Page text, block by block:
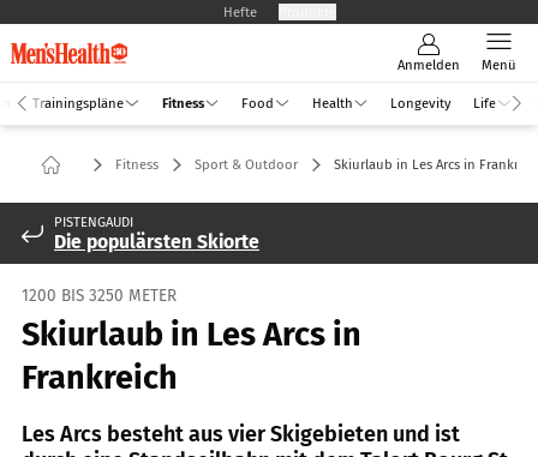
Hefte
Anmelden Menü
Trainingspläne Fitness Food Health Longevity Life
Fitness Sport & Outdoor Skiurlaub in Les Arcs in
PISTENGAUDI
Die populärsten Skiorte
1200 BIS 3250 METER
Skiurlaub in Les Arcs in
Frankreich
Les Arcs besteht aus vier Skigebieten und ist